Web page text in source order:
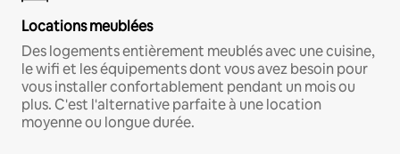
Locations meublées
Des logements entièrement meublés avec une cuisine,
le wifi et les équipements dont vous avez besoin pour
vous installer confortablement pendant un mois ou
plus. C'est l'alternative parfaite à une location
moyenne ou longue durée.